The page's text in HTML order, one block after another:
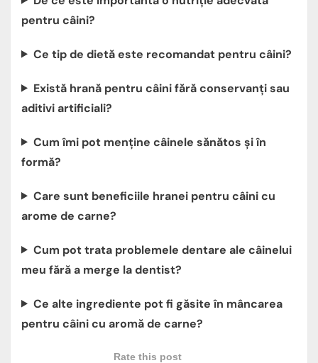
pentru câini?
Ce tip de dietă este recomandat pentru câini?
Există hrană pentru câini fără conservanți sau
aditivi artificiali?
Cum îmi pot menține câinele sănătos și în
formă?
Care sunt beneficiile hranei pentru câini cu
arome de carne?
Cum pot trata problemele dentare ale câinelui
meu fără a merge la dentist?
Ce alte ingrediente pot fi găsite în mâncarea
pentru câini cu aromă de carne?
Rate this post